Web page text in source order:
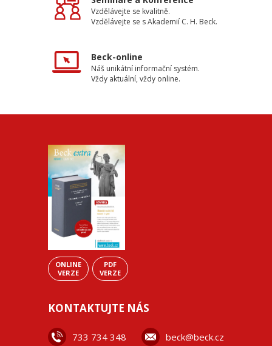
Vzdělávejte se kvalitně.
Vzdělávejte se s Akademií C. H. Beck.
Beck-online
Náš unikátní informační systém.
Vždy aktuální, vždy online.
ONLINE
VERZE
PDF
VERZE
KONTAKTUJTE NÁS
733 734 348 beck@beck.cz